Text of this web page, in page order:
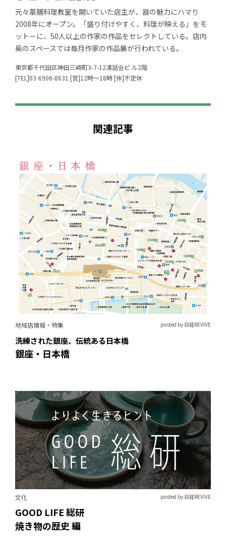
元々薬膳料理教室を開いていた店主が、器の魅力にハマり
2008年にオープン。「盛り付けやすく、料理が映える」をモ
ットーに、50人以上の作家の作品をセレクトしている。店内
奥のスペースでは毎月作家の作品展が行われている。
東京都千代田区神田三崎町3-7-12清話会ビ ル2階
[TEL]03-6906-8631 [営]12時～18時 [休]不定休
関連記事
地域店情報・特集 posted by 日経REVIVE
洗練された銀座、伝統ある日本橋
銀座・日本橋
文化 posted by 日経REVIVE
GOOD LIFE 総研
焼き物の歴史 編